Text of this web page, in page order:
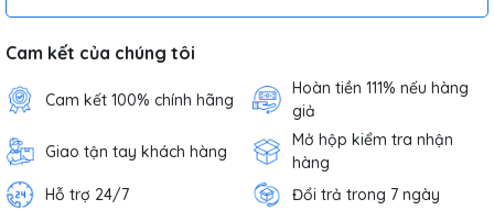
Cam kết của chúng tôi
Cam kết 100% chính hãng
Hoàn tiền 111% nếu hàng
giả
Giao tận tay khách hàng
Mở hộp kiểm tra nhận
hàng
Hỗ trợ 24/7
Đổi trả trong 7 ngày